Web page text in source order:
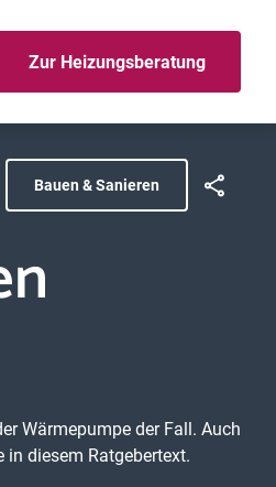
Zur Heizungsberatung
Bauen & Sanieren
Wärmepumpe der Fall. Auch
diesem Ratgebertext.